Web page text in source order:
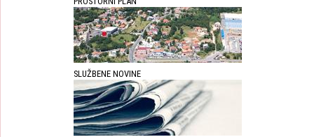
SLUŽBENE NOVINE